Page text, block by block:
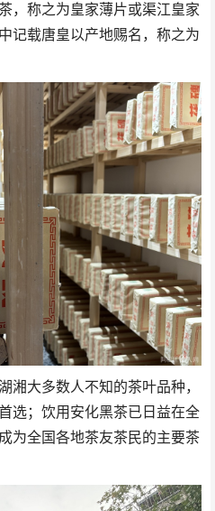
，称之为皇家薄片或渠江皇家
记载唐皇以产地赐名，称之为
湘大多数人不知的茶叶品种，
选；饮用安化黑茶已日益在全
为全国各地茶友茶民的主要茶